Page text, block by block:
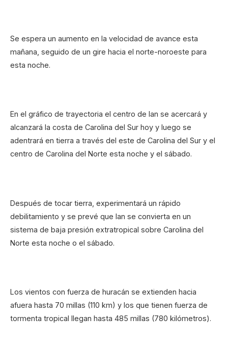
Se espera un aumento en la velocidad de avance esta
mañana, seguido de un gire hacia el norte-noroeste para
esta noche.
En el gráfico de trayectoria el centro de Ian se acercará y
alcanzará la costa de Carolina del Sur hoy y luego se
adentrará en tierra a través del este de Carolina del Sur y el
centro de Carolina del Norte esta noche y el sábado.
Después de tocar tierra, experimentará un rápido
debilitamiento y se prevé que Ian se convierta en un
sistema de baja presión extratropical sobre Carolina del
Norte esta noche o el sábado.
Los vientos con fuerza de huracán se extienden hacia
afuera hasta 70 millas (110 km) y los que tienen fuerza de
tormenta tropical llegan hasta 485 millas (780 kilómetros).